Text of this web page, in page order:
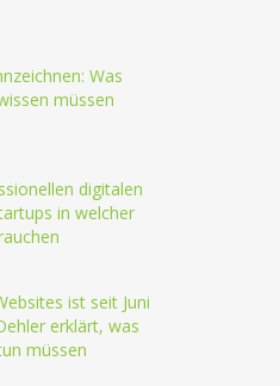
Was
müssen
digitalen
in welcher
ist seit Juni
erklärt, was
müssen